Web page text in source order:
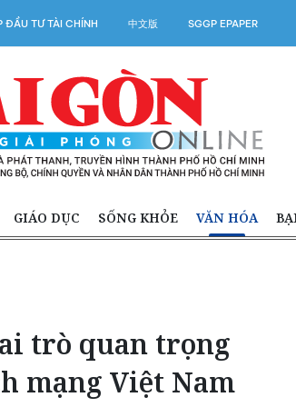
ĐẦU TƯ TÀI CHÍNH 中文版 SGGP EPAPER
GIÁO DỤC SỐNG KHỎE VĂN HÓA
trò quan trọng
mạng Việt Nam